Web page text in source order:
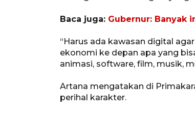
Baca juga: Gubernur: Banyak
“Harus ada kawasan digital
ekonomi ke depan apa yang
animasi, software, film, musik,
Artana mengatakan di
perihal karakter.